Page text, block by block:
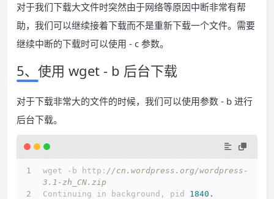
对于我们下载大文件时突然由于网络等原因中断非常有帮
助，我们可以继续接着下载而不是重新下载一个文件。需要
继续中断的下载时可以使用 - c 参数。
5、使用 wget - b 后台下载
对于下载非常大的文件的时候，我们可以使用参数 - b 进行
后台下载。
wget -b http: //cn.wordpress.org/wordpress-
3.1-zh_CN.zip
Continuing in background, pid 1840.